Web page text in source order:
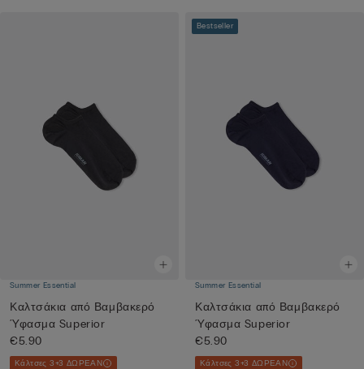
Summer Essential
Καλτσάκια από Βαμβακερό
Ύφασμα Superior
€5.90
Κάλτσες 3+3 ΔΩΡΕΑΝ
Bestseller
Summer Essential
Καλτσάκια από Βαμβακερό
Ύφασμα Superior
€5.90
Κάλτσες 3+3 ΔΩΡΕΑΝ